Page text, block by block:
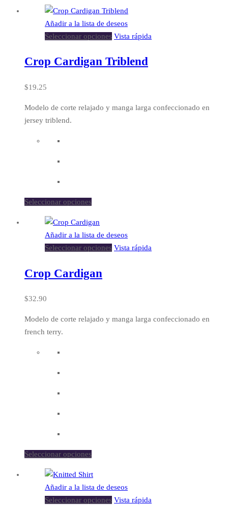
Añadir a la lista de deseos
Seleccionar opciones Vista rápida
Crop Cardigan Triblend
$19.25
Modelo de corte relajado y manga larga confeccionado en
jersey triblend.
Seleccionar opciones
Añadir a la lista de deseos
Seleccionar opciones Vista rápida
Crop Cardigan
$32.90
Modelo de corte relajado y manga larga confeccionado en
french terry.
Seleccionar opciones
Añadir a la lista de deseos
Seleccionar opciones Vista rápida